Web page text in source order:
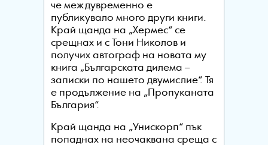
че междувременно е
публикувало много други книги.
Край щанда на „Хермес“ се
срещнах и с Тони Николов и
получих автограф на новата му
книга „Българската дилема –
записки по нашето двумислие“. Тя
е продължение на „Пропуканата
България“.
Край щанда на „Унискорп“ пък
попаднах на неочаквана среща с